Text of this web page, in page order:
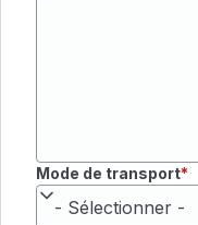
Mode de transport